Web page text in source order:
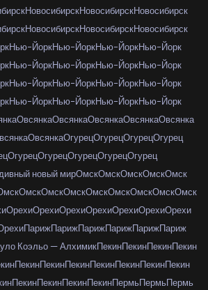
НовосибирскНовосибирскНовосибирск
НовосибирскНовосибирскНовосибирск
Нью-ЙоркНью-ЙоркНью-ЙоркНью-Йорк
Нью-ЙоркНью-ЙоркНью-ЙоркНью-Йорк
Нью-ЙоркНью-ЙоркНью-ЙоркНью-Йорк
Нью-ЙоркНью-ЙоркНью-ЙоркНью-Йорк
ОвсянкаОвсянкаОвсянкаОвсянкаОвсянка
ОвсянкаОгурецОгурецОгурецОгурец
ОгурецОгурецОгурецОгурецОгурец
новый мирОмскОмскОмскОмскОмск
ОмскОмскОмскОмскОмскОмскОмскОмск
ОрехиОрехиОрехиОрехиОрехиОрехиОрехи
ПарижПарижПарижПарижПарижПариж
Коэльо — АлхимикПекинПекинПекинПекин
ПекинПекинПекинПекинПекинПекинПекин
ПекинПекинПекинПекинПермьПермьПермь